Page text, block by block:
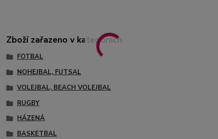
Zboží zařazeno v kategoriích
FOTBAL
NOHEJBAL, FUTSAL
VOLEJBAL, BEACH VOLEJBAL
RUGBY
HÁZENÁ
BASKETBAL